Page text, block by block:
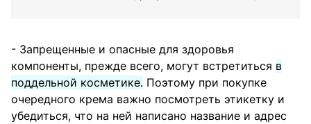
- Запрещенные и опасные для здоровья
компоненты, прежде всего, могут встретиться в
поддельной косметике. Поэтому при покупке
очередного крема важно посмотреть этикетку и
убедиться, что на ней написано название и адрес